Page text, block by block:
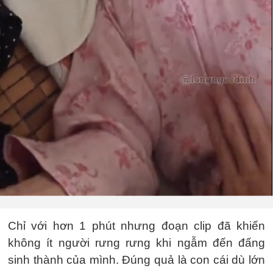
Chỉ với hơn 1 phút nhưng đoạn clip đã khiến
không ít người rưng rưng khi ngẫm đến đấng
sinh thành của mình. Đúng quả là con cái dù lớn